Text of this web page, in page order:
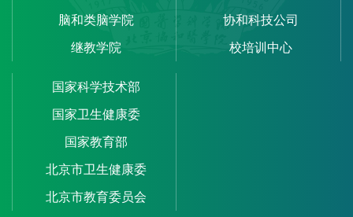
脑和类脑学院
继教学院
协和科技公司
校培训中心
国家科学技术部
国家卫生健康委
国家教育部
北京市卫生健康委
北京市教育委员会